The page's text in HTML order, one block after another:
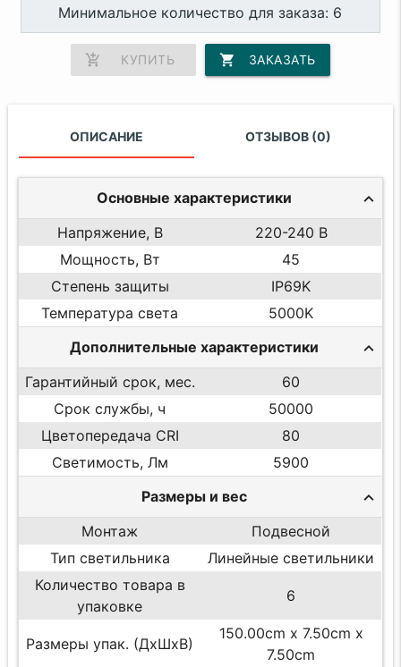
Минимальное количество для заказа: 6
add_shopping_cart КУПИТЬ shopping_cart ЗАКАЗАТЬ
ОПИСАНИЕ ОТЗЫВОВ (0)
Основные характеристики
Напряжение, В
220-240 В
Мощность, Вт
45
Степень защиты
IP69K
Температура света
5000K
Дополнительные характеристики
Гарантийный срок, мес.
60
Срок службы, ч
50000
Цветопередача CRI
80
Светимость, Лм
5900
Размеры и вес
Монтаж
Подвесной
Тип светильника
Линейные светильники
Количество товара в
упаковке
6
Размеры упак. (ДхШхВ)
150.00cm x 7.50cm x
7.50cm